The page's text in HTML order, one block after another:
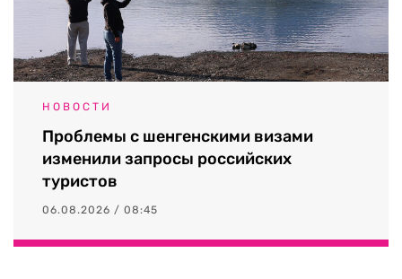
НОВОСТИ
Проблемы с шенгенскими визами
изменили запросы российских
туристов
06.08.2026 / 08:45